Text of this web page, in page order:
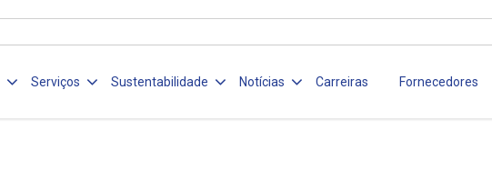
Serviços Sustentabilidade Notícias Carreiras Fornecedores